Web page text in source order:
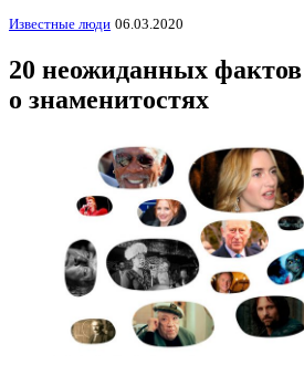
Известные люди 06.03.2020
20 неожиданных фактов
о знаменитостях